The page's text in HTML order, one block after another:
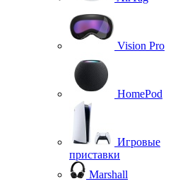
Vision Pro
HomePod
Игровые
приставки
Marshall